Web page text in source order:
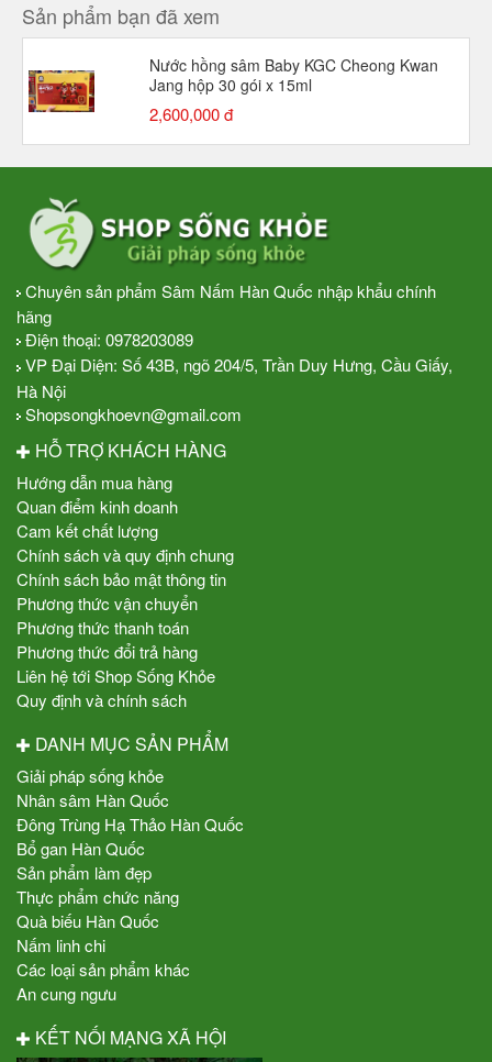
Sản phẩm bạn đã xem
Nước hồng sâm Baby KGC Cheong Kwan
Jang hộp 30 gói x 15ml
2,600,000 đ
Chuyên sản phẩm Sâm Nấm Hàn Quốc nhập khẩu chính
hãng
Điện thoại: 0978203089
VP Đại Diện: Số 43B, ngõ 204/5, Trần Duy Hưng, Cầu Giấy,
Hà Nội
Shopsongkhoevn@gmail.com
HỖ TRỢ KHÁCH HÀNG
Hướng dẫn mua hàng
Quan điểm kinh doanh
Cam kết chất lượng
Chính sách và quy định chung
Chính sách bảo mật thông tin
Phương thức vận chuyển
Phương thức thanh toán
Phương thức đổi trả hàng
Liên hệ tới Shop Sống Khỏe
Quy định và chính sách
DANH MỤC SẢN PHẨM
Giải pháp sống khỏe
Nhân sâm Hàn Quốc
Đông Trùng Hạ Thảo Hàn Quốc
Bổ gan Hàn Quốc
Sản phẩm làm đẹp
Thực phẩm chức năng
Quà biếu Hàn Quốc
Nấm linh chi
Các loại sản phẩm khác
An cung ngưu
KẾT NỐI MẠNG XÃ HỘI